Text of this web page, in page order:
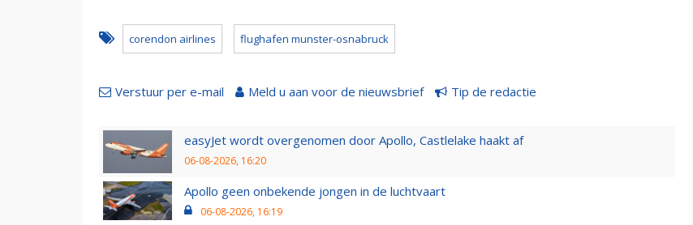
corendon airlines flughafen munster-osnabruck
Verstuur per e-mail Meld u aan voor de nieuwsbrief Tip de redactie
easyJet wordt overgenomen door Apollo, Castlelake haakt af
06-08-2026, 16:20
Apollo geen onbekende jongen in de luchtvaart
06-08-2026, 16:19